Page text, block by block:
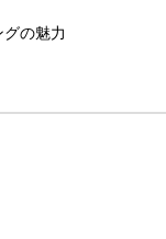
の魅力